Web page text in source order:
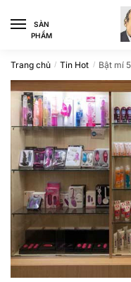
navigation
content
SÀN
PHẨM
Trang chủ / Tin Hot / Bật mí